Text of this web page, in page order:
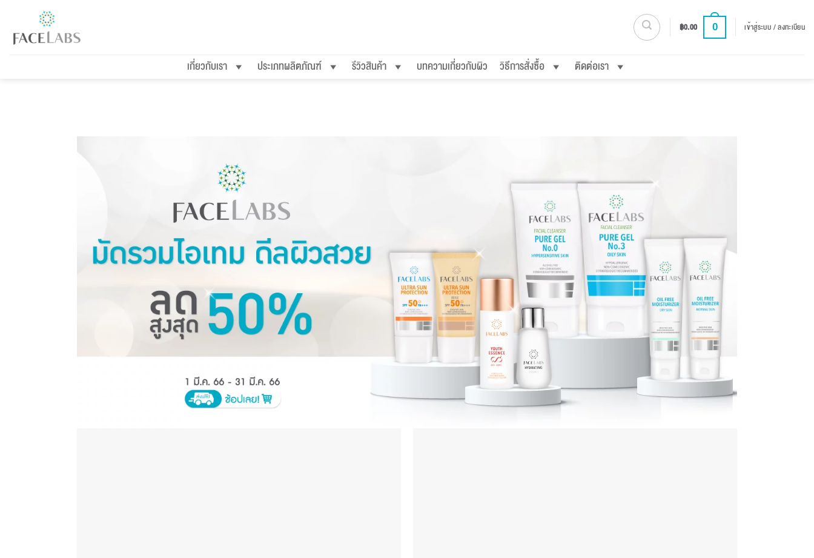
฿0.00 0 เข้าสู่ระบบ / ลงทะเบียน
เกี่ยวกับเรา ประเภทผลิตภัณฑ์ รีวิวสินค้า บทความเกี่ยวกับผิว วิธีการสั่งซื้อ ติดต่อเรา